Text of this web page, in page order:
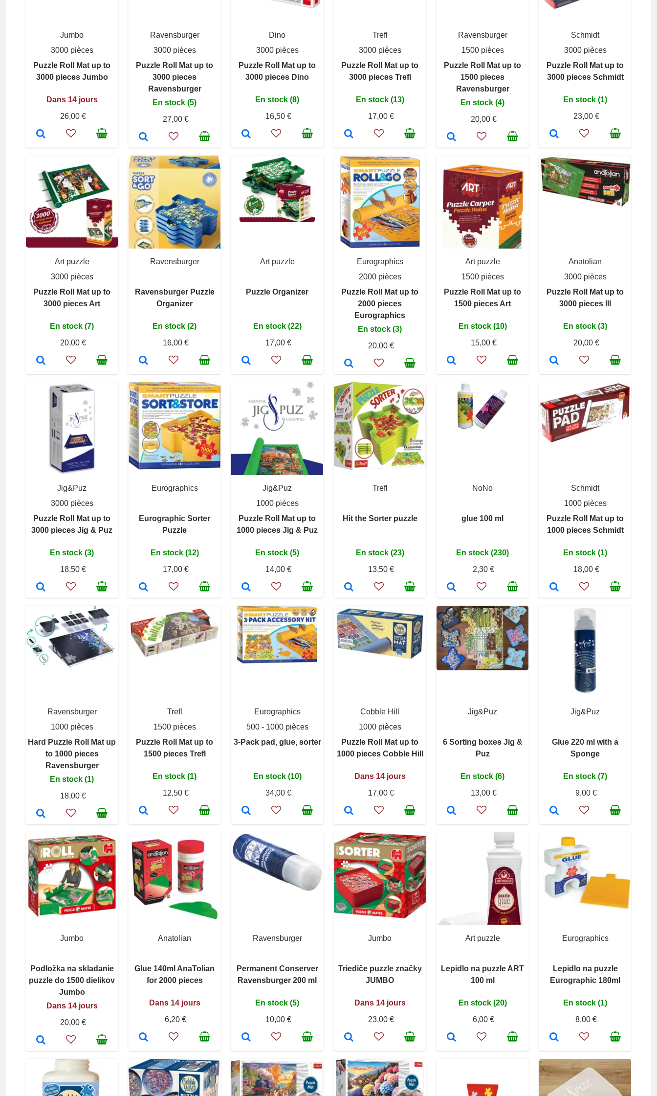
Jumbo
3000 pièces
Puzzle Roll Mat up to
3000 pieces Jumbo
Dans 14 jours
26,00 €
Ravensburger
3000 pièces
Puzzle Roll Mat up to
3000 pieces
Ravensburger
En stock (5)
27,00 €
Dino
3000 pièces
Puzzle Roll Mat up to
3000 pieces Dino
En stock (8)
16,50 €
Trefl
3000 pièces
Puzzle Roll Mat up to
3000 pieces Trefl
En stock (13)
17,00 €
Ravensburger
1500 pièces
Puzzle Roll Mat up to
1500 pieces
Ravensburger
En stock (4)
20,00 €
Schmidt
3000 pièces
Puzzle Roll Mat up to
3000 pieces Schmidt
En stock (1)
23,00 €
Art puzzle
3000 pièces
Puzzle Roll Mat up to
3000 pieces Art
En stock (7)
20,00 €
Ravensburger
Ravensburger Puzzle
Organizer
En stock (2)
16,00 €
Art puzzle
Puzzle Organizer
En stock (22)
17,00 €
Eurographics
2000 pièces
Puzzle Roll Mat up to
2000 pieces
Eurographics
En stock (3)
20,00 €
Art puzzle
1500 pièces
Puzzle Roll Mat up to
1500 pieces Art
En stock (10)
15,00 €
Anatolian
3000 pièces
Puzzle Roll Mat up to
3000 pieces III
En stock (3)
20,00 €
Jig&Puz
3000 pièces
Puzzle Roll Mat up to
3000 pieces Jig & Puz
En stock (3)
18,50 €
Eurographics
Eurographic Sorter
Puzzle
En stock (12)
17,00 €
Jig&Puz
1000 pièces
Puzzle Roll Mat up to
1000 pieces Jig & Puz
En stock (5)
14,00 €
Trefl
Hit the Sorter puzzle
En stock (23)
13,50 €
NoNo
glue 100 ml
En stock (230)
2,30 €
Schmidt
1000 pièces
Puzzle Roll Mat up to
1000 pieces Schmidt
En stock (1)
18,00 €
Ravensburger
1000 pièces
Hard Puzzle Roll Mat up
to 1000 pieces
Ravensburger
En stock (1)
18,00 €
Trefl
1500 pièces
Puzzle Roll Mat up to
1500 pieces Trefl
En stock (1)
12,50 €
Eurographics
500 - 1000 pièces
3-Pack pad, glue, sorter
En stock (10)
34,00 €
Cobble Hill
1000 pièces
Puzzle Roll Mat up to
1000 pieces Cobble Hill
Dans 14 jours
17,00 €
Jig&Puz
6 Sorting boxes Jig &
Puz
En stock (6)
13,00 €
Jig&Puz
Glue 220 ml with a
Sponge
En stock (7)
9,00 €
Jumbo
Podložka na skladanie
puzzle do 1500 dielikov
Jumbo
Dans 14 jours
20,00 €
Anatolian
Glue 140ml AnaTolian
for 2000 pieces
Dans 14 jours
6,20 €
Ravensburger
Permanent Conserver
Ravensburger 200 ml
En stock (5)
10,00 €
Jumbo
Triediče puzzle značky
JUMBO
Dans 14 jours
23,00 €
Art puzzle
Lepidlo na puzzle ART
100 ml
En stock (20)
6,00 €
Eurographics
Lepidlo na puzzle
Eurographic 180ml
En stock (1)
8,00 €